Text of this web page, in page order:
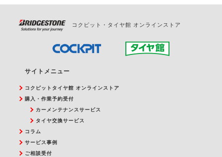
コクピット・タイヤ館 オンラインストア
サイトメニュー
コクピットタイヤ館 オンラインストア
購入・作業予約受付
カーメンテナンスサービス
タイヤ交換サービス
コラム
サービス事例
ご相談受付